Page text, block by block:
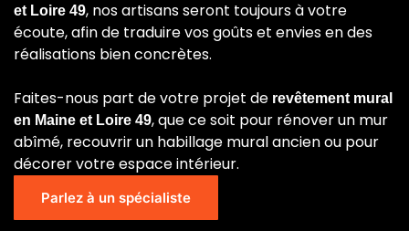
et Loire 49, nos artisans seront toujours à votre
écoute, afin de traduire vos goûts et envies en des
réalisations bien concrètes.
Faites-nous part de votre projet de revêtement mural
en Maine et Loire 49, que ce soit pour rénover un mur
abîmé, recouvrir un habillage mural ancien ou pour
décorer votre espace intérieur.
Parlez à un spécialiste